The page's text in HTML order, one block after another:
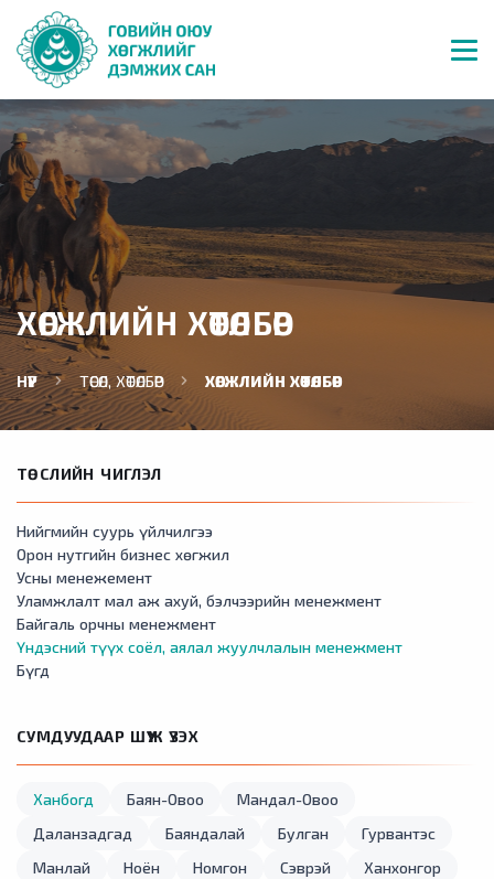
ХӨГЖЛИЙН ХӨТӨЛБӨР
НҮҮР ТӨСӨЛ, ХӨТӨЛБӨР ХӨГЖЛИЙН ХӨТӨЛБӨР
ТӨСЛИЙН ЧИГЛЭЛ
Нийгмийн суурь үйлчилгээ
Орон нутгийн бизнес хөгжил
Усны менежемент
Уламжлалт мал аж ахуй, бэлчээрийн менежмент
Байгаль орчны менежмент
Үндэсний түүх соёл, аялал жуулчлалын менежмент
Бүгд
СУМДУУДААР ШҮҮЖ ҮЗЭХ
Ханбогд Баян-Овоо
Мандал-Овоо
Даланзадгад
Баяндалай Булган
Гурвантэс
Манлай
Ноён Номгон Сэврэй
Ханхонгор